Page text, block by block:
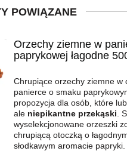
POWIĄZANE
Orzechy ziemne w
paprykowej łagodne
Chrupiące orzechy ziemne w
panierce o smaku
propozycja dla osób, które
ale niepikantne przekąski .
wyselekcjonowane orzeszki
chrupiącą otoczką o
słodkawym aromacie papryki.